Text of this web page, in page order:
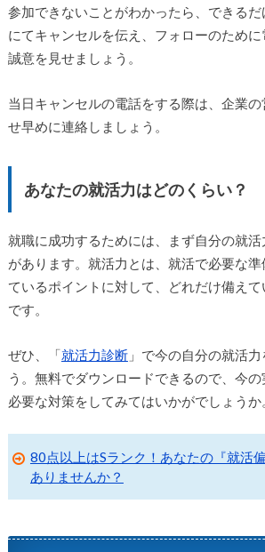
参加できないことがわかったら、できる
にてキャンセルを伝え、フォローのため
誠意を見せましょう。
当日キャンセルの電話をする際は、企業
せ早めに連絡しましょう。
あなたの就活力はどのくらい？
就職に成功するためには、まず自分の就
があります。就活力とは、就活で必要な
ているポイントに対して、どれだけ備え
です。
ぜひ、「就活力診断」で今の自分の就活力
う。無料でダウンロードできるので、今
必要な対策をしてみてはいかがでしょうか
80点以上はSランク！あなたの『就活
ありませんか？